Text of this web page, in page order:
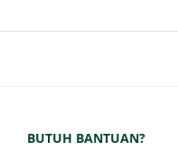
BUTUH BANTUAN?